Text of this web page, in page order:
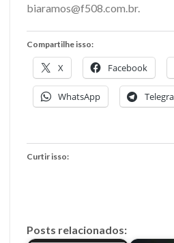
biaramos@f508.com.br.
Compartilhe isso:
X Facebook
WhatsApp
Curtir isso:
Posts relacionados: